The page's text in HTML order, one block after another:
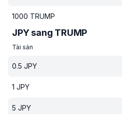
1000 TRUMP
JPY sang TRUMP
Tài sản
0.5 JPY
1 JPY
5 JPY